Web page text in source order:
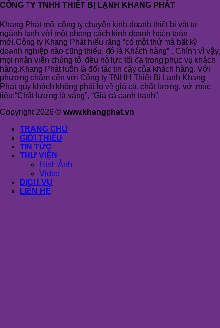
CÔNG TY TNHH THIẾT BỊ LẠNH KHANG PHÁT
Khang Phát một công ty chuyên kinh doanh thiết bị vật tư
ngành lạnh với một phong cách kinh doanh hoàn toàn
mới.Công ty Khang Phát hiểu rằng “có một thứ mà bất kỳ
doanh nghiệp nào cũng thiếu, đó là Khách hàng” . Chính vì vậy,
mọi nhân viên chúng tôi đều nỗ lực tối đa trong phục vụ khách
hàng.Khang Phát luôn là đối tác tin cậy của khách hàng. Với
phương châm đến với Công ty TNHH Thiết Bị Lạnh Khang
Phát qúy khách không phải lo về giá cả, chất lượng, với mục
tiêu:“Chất lượng là vàng”, “Giá cả cạnh tranh”.
Copyright 2026 © www.khangphat.vn
TRANG CHỦ
GIỚI THIỆU
TIN TỨC
THƯ VIỆN
Hình Ảnh
Video
DỊCH VỤ
LIÊN HỆ